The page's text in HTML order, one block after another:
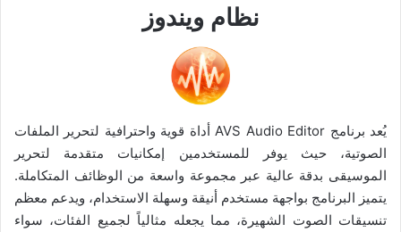
نظام ويندوز
يُعد برنامج AVS Audio Editor أداة قوية واحترافية لتحرير الملفات
الصوتية، حيث يوفر للمستخدمين إمكانيات متقدمة لتحرير
الموسيقى بدقة عالية عبر مجموعة واسعة من الوظائف المتكاملة.
يتميز البرنامج بواجهة مستخدم أنيقة وسهلة الاستخدام، ويدعم معظم
تنسيقات الصوت الشهيرة، مما يجعله مثالياً لجميع الفئات، سواء